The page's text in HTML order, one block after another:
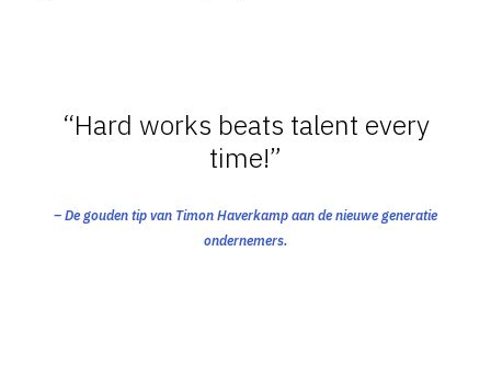
“Hard works beats talent every
time!”
– De gouden tip van Timon Haverkamp aan de nieuwe generatie
ondernemers.